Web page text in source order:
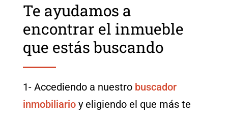
Te ayudamos a
encontrar el inmueble
que estás buscando
1- Accediendo a nuestro buscador
inmobiliarioy eligiendo el que más te